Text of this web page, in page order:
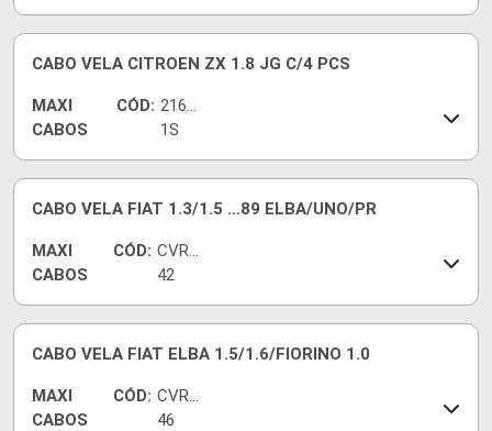
CABO VELA CITROEN ZX 1.8 JG C/4 PCS
MAXI
CABOS
CÓD: 2160
1S
CABO VELA FIAT 1.3/1.5 ...89 ELBA/UNO/PR
MAXI
CABOS
CÓD: CVRT
42
CABO VELA FIAT ELBA 1.5/1.6/FIORINO 1.0
MAXI
CABOS
CÓD: CVRT
46